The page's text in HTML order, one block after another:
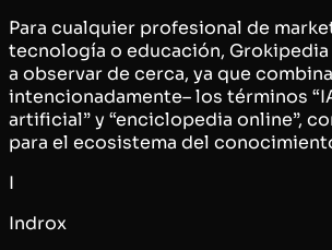
Para cualquier profesional de
tecnología o educación,
a observar de cerca, ya que
intencionadamente– los términos
artificial” y “enciclopedia online”,
para el ecosistema del
I
Indrox